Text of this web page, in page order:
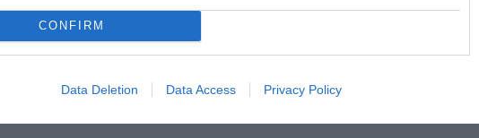
CONFIRM
Data Deletion Data Access Privacy Policy
2026
του νοτίου Πηλίου και έχει ανατολικά
04 Αυγούστου 2026